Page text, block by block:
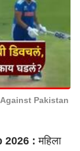
Pakistan
2026 : महिला